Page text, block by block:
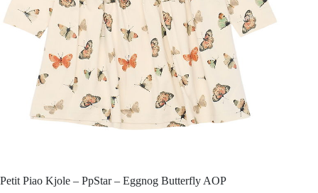
Petit Piao Kjole – PpStar – Eggnog Butterfly AOP